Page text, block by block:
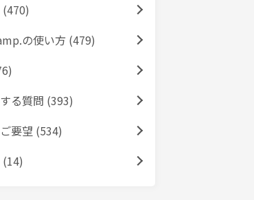
の使い方 (479)
る質問 (393)
要望 (534)